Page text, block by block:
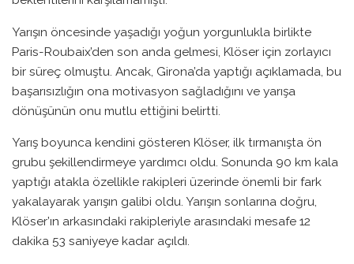
Yarışın öncesinde yaşadığı yoğun yorgunlukla birlikte
Paris-Roubaix’den son anda gelmesi, Klöser için zorlayıcı
bir süreç olmuştu. Ancak, Girona’da yaptığı açıklamada, bu
başarısızlığın ona motivasyon sağladığını ve yarışa
dönüşünün onu mutlu ettiğini belirtti.
Yarış boyunca kendini gösteren Klöser, ilk tırmanışta ön
grubu şekillendirmeye yardımcı oldu. Sonunda 90 km kala
yaptığı atakla özellikle rakipleri üzerinde önemli bir fark
yakalayarak yarışın galibi oldu. Yarışın sonlarına doğru,
Klöser’ın arkasındaki rakipleriyle arasındaki mesafe 12
dakika 53 saniyeye kadar açıldı.